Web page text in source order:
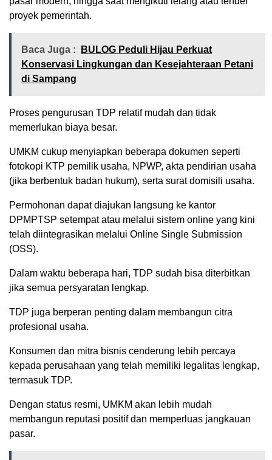
proyek pemerintah.
Baca Juga :
BULOG Peduli Hijau Perkuat
Konservasi Lingkungan dan Kesejahteraan Petani
di Sampang
Proses pengurusan TDP relatif mudah dan tidak
memerlukan biaya besar.
UMKM cukup menyiapkan beberapa dokumen seperti
fotokopi KTP pemilik usaha, NPWP, akta pendirian usaha
(jika berbentuk badan hukum), serta surat domisili usaha.
Permohonan dapat diajukan langsung ke kantor
DPMPTSP setempat atau melalui sistem online yang kini
telah diintegrasikan melalui Online Single Submission
(OSS).
Dalam waktu beberapa hari, TDP sudah bisa diterbitkan
jika semua persyaratan lengkap.
TDP juga berperan penting dalam membangun citra
profesional usaha.
Konsumen dan mitra bisnis cenderung lebih percaya
kepada perusahaan yang telah memiliki legalitas lengkap,
termasuk TDP.
Dengan status resmi, UMKM akan lebih mudah
membangun reputasi positif dan memperluas jangkauan
pasar.